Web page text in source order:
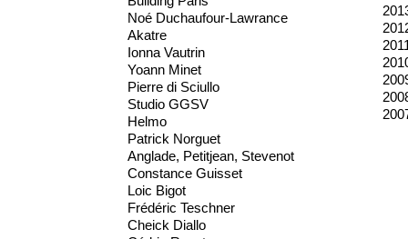
Noé Duchaufour-Lawrance
Akatre
Ionna Vautrin
Yoann Minet
Pierre di Sciullo
Studio GGSV
Helmo
Patrick Norguet
Anglade, Petitjean, Stevenot
Constance Guisset
Loic Bigot
Frédéric Teschner
Cheick Diallo